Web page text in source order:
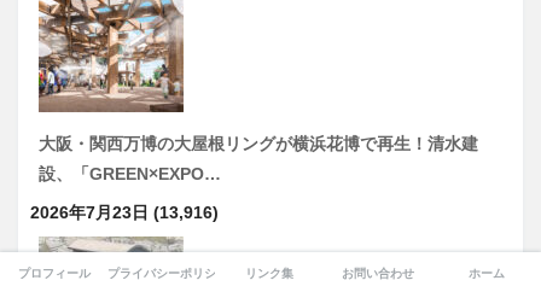
大阪・関西万博の大屋根リングが横浜花博で再生！清水建
設、「GREEN×EXPO…
2026年7月23日 (13,916)
プロフィール プライバシーポリシー リンク集 お問い合わせ ホーム